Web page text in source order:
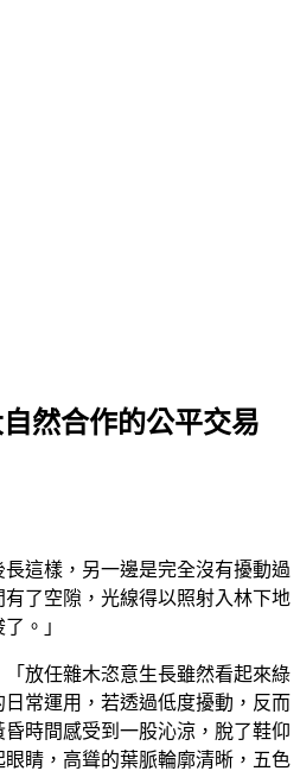
然合作的公平交易
長這樣，另一邊是完全沒有擾動過
了空隙，光線得以照射入林下地
。」
放任雜木恣意生長雖然看起來綠
常運用，若透過低度擾動，反而
時間感受到一股沁涼，脫了鞋仰
睛，高聳的葉脈輪廓清晰，五色